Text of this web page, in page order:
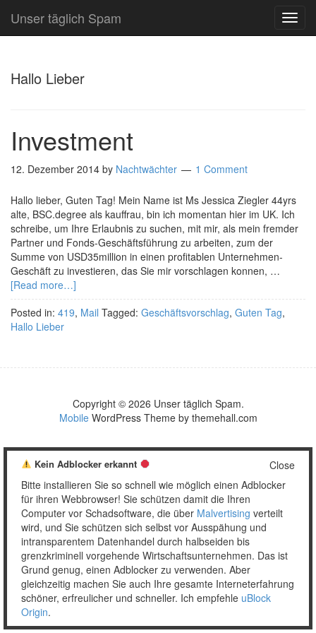
Unser täglich Spam
Hallo Lieber
Investment
12. Dezember 2014 by Nachtwächter 1 Comment
Hallo lieber, Guten Tag! Mein Name ist Ms Jessica Ziegler 44yrs
alte, BSC.degree als kauffrau, bin ich momentan hier im UK. Ich
schreibe, um Ihre Erlaubnis zu suchen, mit mir, als mein fremder
Partner und Fonds-Geschäftsführung zu arbeiten, zum der
Summe von USD35million in einen profitablen Unternehmen-
Geschäft zu investieren, das Sie mir vorschlagen konnen, …
[Read more…]
Posted in: 419, Mail Tagged: Geschäftsvorschlag, Guten Tag,
Hallo Lieber
Copyright © 2026 Unser täglich Spam.
MobileWordPress Theme by themehall.com
Close
Kein Adblocker erkannt
Bitte installieren Sie so schnell wie möglich einen Adblocker
für ihren Webbrowser! Sie schützen damit die Ihren
Computer vor Schadsoftware, die über Malvertising verteilt
wird, und Sie schützen sich selbst vor Ausspähung und
intransparentem Datenhandel durch halbseiden bis
grenzkriminell vorgehende Wirtschaftsunternehmen. Das ist
Grund genug, einen Adblocker zu verwenden. Aber
gleichzeitig machen Sie auch Ihre gesamte Interneterfahrung
schöner, erfreulicher und schneller. Ich empfehle uBlock
Origin.